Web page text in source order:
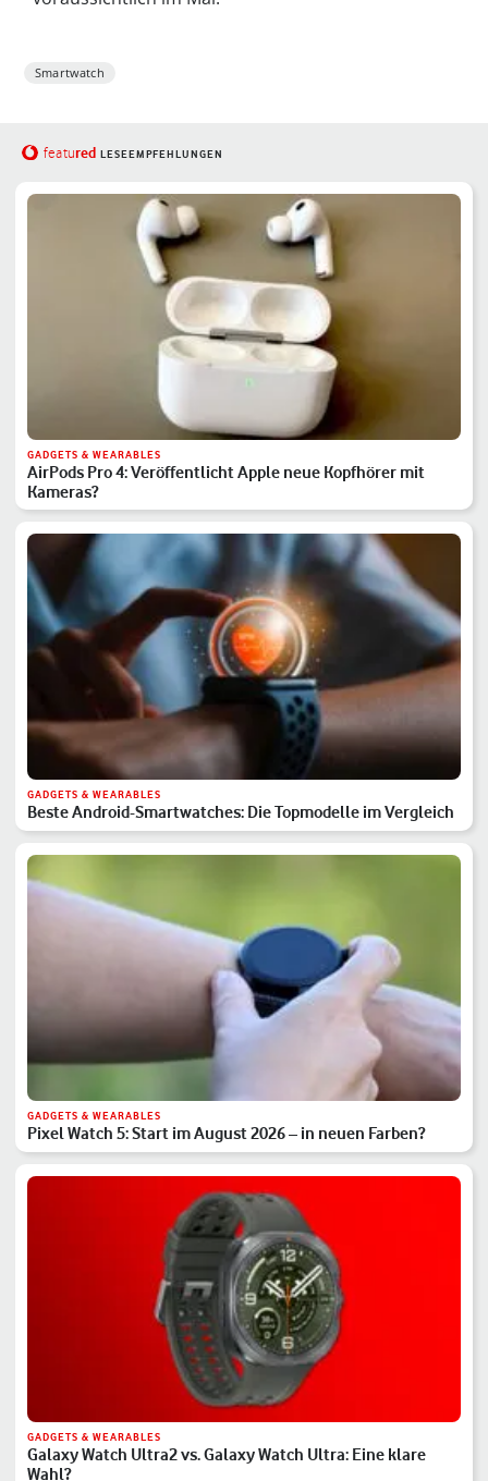
Smartwatch
featured LESEEMPFEHLUNGEN
GADGETS & WEARABLES
AirPods Pro 4: Veröffentlicht Apple neue Kopfhörer mit
Kameras?
GADGETS & WEARABLES
Beste Android-Smartwatches: Die Topmodelle im Vergleich
GADGETS & WEARABLES
Pixel Watch 5: Start im August 2026 – in neuen Farben?
GADGETS & WEARABLES
Galaxy Watch Ultra2 vs. Galaxy Watch Ultra: Eine klare
Wahl?